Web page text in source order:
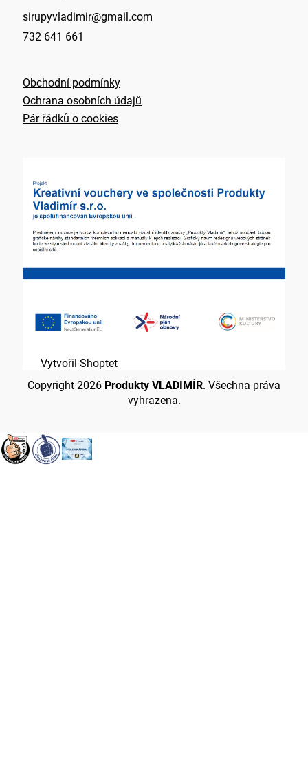
sirupyvladimir@gmail.com
732 641 661
Obchodní podmínky
Ochrana osobních údajů
Pár řádků o cookies
Vytvořil Shoptet
Copyright 2026 Produkty VLADIMÍR. Všechna práva
vyhrazena.